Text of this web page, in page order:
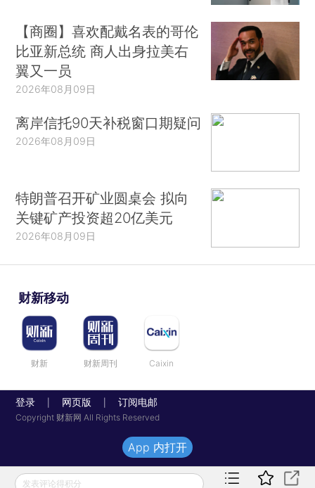
【商圈】喜欢配戴名表的哥伦
比亚新总统 商人出身拉美右
翼又一员
2026年08月09日
离岸信托90天补税窗口期疑问
2026年08月09日
特朗普召开矿业圆桌会 拟向
关键矿产投资超20亿美元
2026年08月09日
财新移动
财新 财新周刊 Caixin
登录 网页版 订阅电邮
Copyright 财新网 All Rights Reserved
发表评论得积分
App 内打开